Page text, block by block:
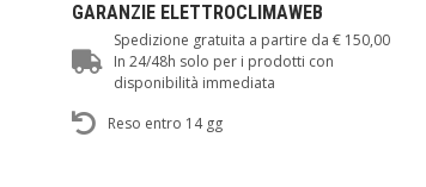
GARANZIE ELETTROCLIMAWEB
Spedizione gratuita a partire da € 150,00
In 24/48h solo per i prodotti con
disponibilità immediata
Reso entro 14 gg